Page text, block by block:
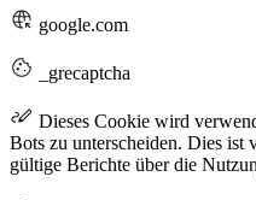
google.com
_grecaptcha
Dieses Cookie wird
Bots zu unterscheiden. Dies ist
gültige Berichte über die